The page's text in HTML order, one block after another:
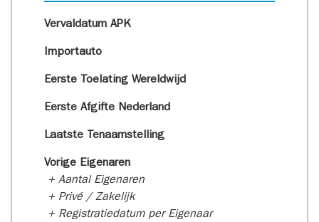
Vervaldatum APK
Importauto
Eerste Toelating Wereldwijd
Eerste Afgifte Nederland
Laatste Tenaamstelling
Vorige Eigenaren
+ Aantal Eigenaren
+ Privé / Zakelijk
+ Registratiedatum per Eigenaar